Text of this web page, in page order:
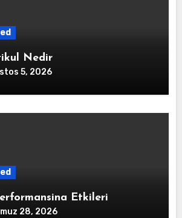
Nedir
5, 2026
Etkileri
28, 2026